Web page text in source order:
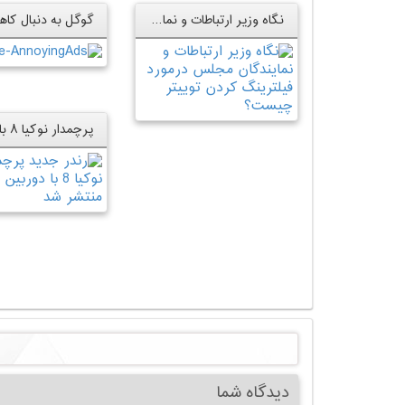
نگاه وزیر ارتباطات و نمایندگان مجلس درمورد فیلترینگ کردن توییتر چیست؟
دیدگاه شما